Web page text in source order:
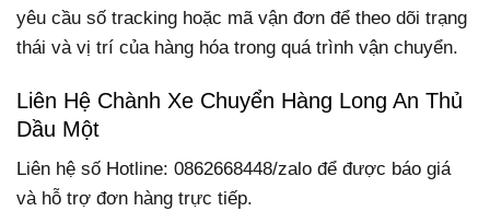
yêu cầu số tracking hoặc mã vận đơn để theo dõi trạng
thái và vị trí của hàng hóa trong quá trình vận chuyển.
Liên Hệ Chành Xe Chuyển Hàng Long An Thủ
Dầu Một
Liên hệ số Hotline: 0862668448/zalo để được báo giá
và hỗ trợ đơn hàng trực tiếp.